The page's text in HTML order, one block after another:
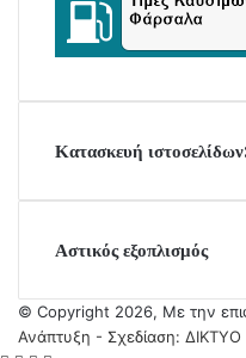
Κατασκευή ιστοσελίδων:
Αστικός εξοπλισμός
© Copyright 2026, Με την
Ανάπτυξη - Σχεδίαση: ΔΙΚΤΥΟ